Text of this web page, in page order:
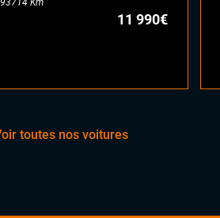
93714 Km
11 990€
toutes nos voitures